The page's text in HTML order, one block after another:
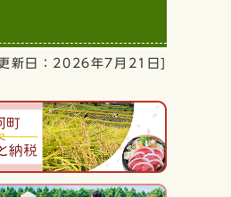
新日： 2026年7月21日